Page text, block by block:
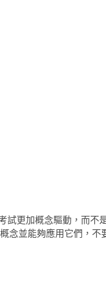
試更加概念驅動，而不
念並能夠應用它們，不